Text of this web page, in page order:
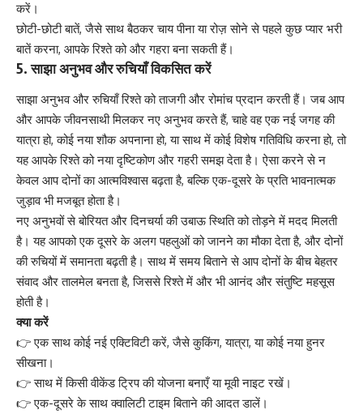
करें।
छोटी-छोटी बातें, जैसे साथ बैठकर चाय पीना या रोज़ सोने से पहले कुछ प्यार भरी
बातें करना, आपके रिश्ते को और गहरा बना सकती हैं।
5.साझा अनुभव और रुचियाँ विकसित करें
साझा अनुभव और रुचियाँ रिश्ते को ताजगी और रोमांच प्रदान करती हैं। जब आप
और आपके जीवनसाथी मिलकर नए अनुभव करते हैं, चाहे वह एक नई जगह की
यात्रा हो, कोई नया शौक अपनाना हो, या साथ में कोई विशेष गतिविधि करना हो, तो
यह आपके रिश्ते को नया दृष्टिकोण और गहरी समझ देता है। ऐसा करने से न
केवल आप दोनों का आत्मविश्वास बढ़ता है, बल्कि एक-दूसरे के प्रति भावनात्मक
जुड़ाव भी मजबूत होता है।
नए अनुभवों से बोरियत और दिनचर्या की उबाऊ स्थिति को तोड़ने में मदद मिलती
है। यह आपको एक दूसरे के अलग पहलुओं को जानने का मौका देता है, और दोनों
की रुचियों में समानता बढ़ती है। साथ में समय बिताने से आप दोनों के बीच बेहतर
संवाद और तालमेल बनता है, जिससे रिश्ते में और भी आनंद और संतुष्टि महसूस
होती है।
क्या करें
👉 एक साथ कोई नई एक्टिविटी करें, जैसे कुकिंग, यात्रा, या कोई नया हुनर
सीखना।
👉 साथ में किसी वीकेंड ट्रिप की योजना बनाएँ या मूवी नाइट रखें।
👉 एक-दूसरे के साथ क्वालिटी टाइम बिताने की आदत डालें।